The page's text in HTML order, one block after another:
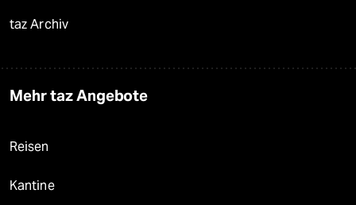
taz Archiv
Mehr taz Angebote
Reisen
Kantine